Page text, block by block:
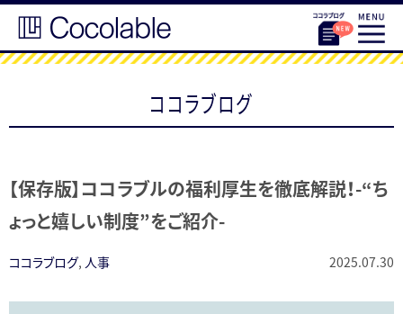
ココラブログ
【保存版】ココラブルの福利厚生を徹底解説！-“ち
ょっと嬉しい制度”をご紹介-
ココラブログ, 人事 2025.07.30